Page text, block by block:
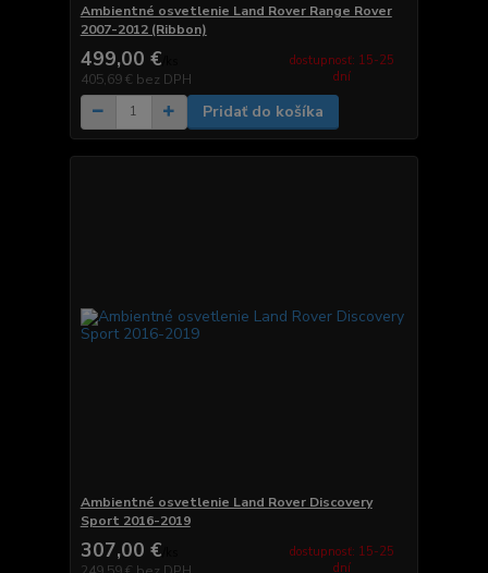
Ambientné osvetlenie Land Rover Range Rover
2007-2012 (Ribbon)
499,00 €
405,69 € bez DPH
dostupnosť: 15-25
dní
Pridať do košíka
Ambientné osvetlenie Land Rover Discovery
Sport 2016-2019
307,00 €
dostupnosť: 15-25
dní